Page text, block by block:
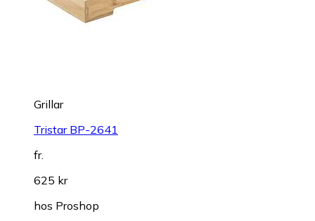
Grillar
Tristar BP-2641
fr.
625 kr
hos Proshop